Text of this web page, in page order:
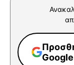
Google